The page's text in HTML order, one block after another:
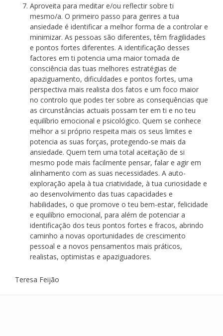
Aproveita para meditar e/ou reflectir sobre ti
mesmo/a. O primeiro passo para gerires a tua
ansiedade é identificar a melhor forma de a controlar e
minimizar. As pessoas são diferentes, têm fragilidades
e pontos fortes diferentes. A identificação desses
factores em ti potencia uma maior tomada de
consciência das tuas melhores estratégias de
apaziguamento, dificuldades e pontos fortes, uma
perspectiva mais realista dos fatos e um foco maior
no controlo que podes ter sobre as consequências que
as circunstâncias actuais possam ter em ti e no teu
equilíbrio emocional e psicológico. Quem se conhece
melhor a si próprio respeita mais os seus limites e
potencia as suas forças, protegendo-se mais da
ansiedade. Quem tem uma total aceitação de si
mesmo pode mais facilmente pensar, falar e agir em
alinhamento com as suas necessidades. A auto-
exploração apela à tua criatividade, à tua curiosidade e
ao desenvolvimento das tuas capacidades e
habilidades, o que promove o teu bem-estar, felicidade
e equilíbrio emocional, para além de potenciar a
identificação dos teus pontos fortes e fracos, abrindo
caminho a novas oportunidades de crescimento
pessoal e a novos pensamentos mais práticos,
realistas, optimistas e apaziguadores.
Teresa Feijão